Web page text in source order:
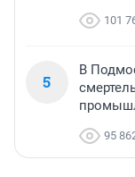
101
5
В
95